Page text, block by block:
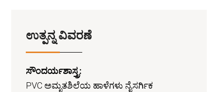
ಉತ್ಪನ್ನ ವಿವರಣೆ
ಸೌಂದರ್ಯಶಾಸ್ತ್ರ:
PVC ಅಮೃತಶಿಲೆಯ ಹಾಳೆಗಳು ನೈಸರ್ಗಿಕ